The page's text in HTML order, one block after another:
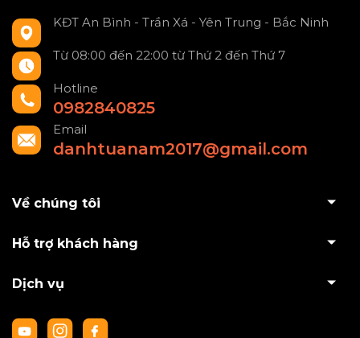
KĐT An Bình - Trần Xá - Yên Trung - Bắc Ninh
Từ 08:00 đến 22:00 từ Thứ 2 đến Thứ 7
Hotline
0982840825
Email
danhtuanam2017@gmail.com
Về chúng tôi
Hỗ trợ khách hàng
Dịch vụ